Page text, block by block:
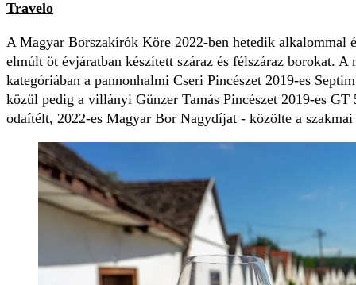
Travelo
A Magyar Borszakírók Köre 2022-ben hetedik alkalommal
elmúlt öt évjáratban készített száraz és félszáraz borokat. A
kategóriában a pannonhalmi Cseri Pincészet 2019-es
közül pedig a villányi Günzer Tamás Pincészet 2019-es
odaítélt, 2022-es Magyar Bor Nagydíjat - közölte a